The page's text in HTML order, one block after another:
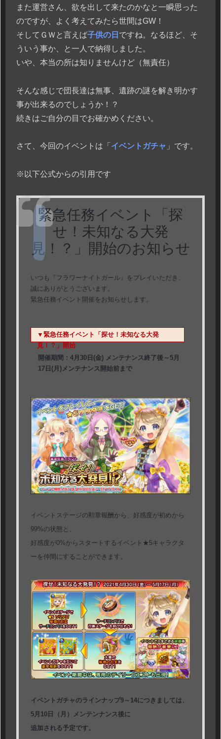
また運営さん、欲を出して来たのかなと一瞬思った
のですが、よく考えてみたら世間はGW！
そしてＧＷと言えば子供の日 ですね。なるほど、そ
ういう事か、と一人で納得しました。
いや、本当の所は知りませんけど（無責任）
そんな感じで団長達は無事、遺跡の謎を解き明かす
事が出来るのでしょうか！？
続きはご自分の目でお確かめください。
さて、今回のイベントは「 イベントガチャ 」です。
※以下公式からの引用です
緊急任務イベント「探
せ！未知なる大発
見！？」開始のお知らせ
いつも『フラワーナイトガール』をプレイいただき、
誠にありがとうございます。
緊急任務イベント開催をお知らせします。
▼緊急任務イベント「探せ！未知なる大発
見！？」開始
開催期間：4月30日(金) メンテナンス終了後～5月
17日(月)メンテナンス開始前まで
イベントステージの勲章報酬から、好感度が初めから
99%の状態と、
好感度が0%からスタートするイベント★5キャラクタ
ーを仲間にすることができます。
イベントガチャのラインナップ9～14につきましては、
5月10日（月）メンテンナンス後に
追加される予定です。